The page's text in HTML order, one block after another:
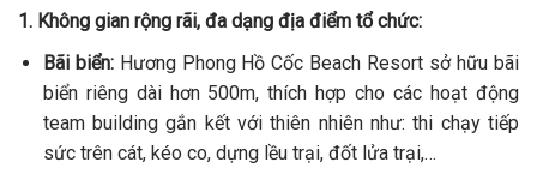
1. Không gian rộng rãi, đa dạng địa điểm tổ chức:
Bãi biển:Hương Phong Hồ Cốc Beach Resort sở hữu bãi
biển riêng dài hơn 500m, thích hợp cho các hoạt động
team building gắn kết với thiên nhiên như: thi chạy tiếp
sức trên cát, kéo co, dựng lều trại, đốt lửa trại,…